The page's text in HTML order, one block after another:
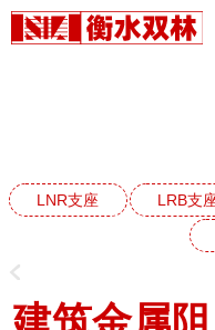
LNR支座 LRB支